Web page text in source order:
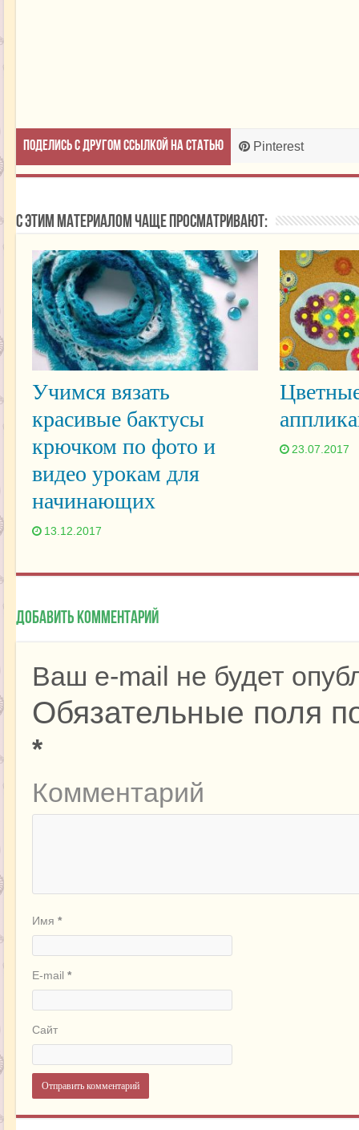
Поделись с другом ссылкой на статью Pinterest
С этим материалом чаще просматривают:
Учимся вязать
красивые бактусы
крючком по фото и
видео урокам для
начинающих
13.12.2017
23.07.2017
Добавить комментарий
Ваш e-mail не будет
Обязательные поля
*
Комментарий
Имя *
E-mail *
Сайт